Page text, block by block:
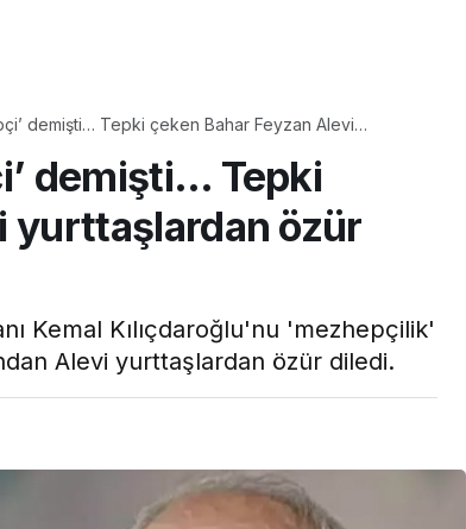
demişti… Tepki çeken Bahar Feyzan Alevi
demişti… Tepki
yurttaşlardan özür
Kemal Kılıçdaroğlu'nu 'mezhepçilik'
Alevi yurttaşlardan özür diledi.
Tam ölçüsüyle
pastaneye taş çıkartır:
Şekerpare tarifi